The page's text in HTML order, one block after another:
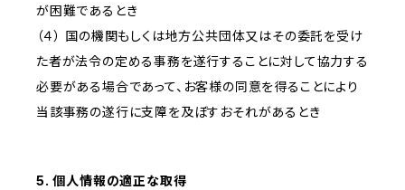
が困難であるとき
（４） 国の機関もしくは地方公共団体又はその委託を受け
た者が法令の定める事務を遂行することに対して協力する
必要がある場合であって、お客様の同意を得ることにより
当該事務の遂行に支障を及ぼすおそれがあるとき
5. 個人情報の適正な取得